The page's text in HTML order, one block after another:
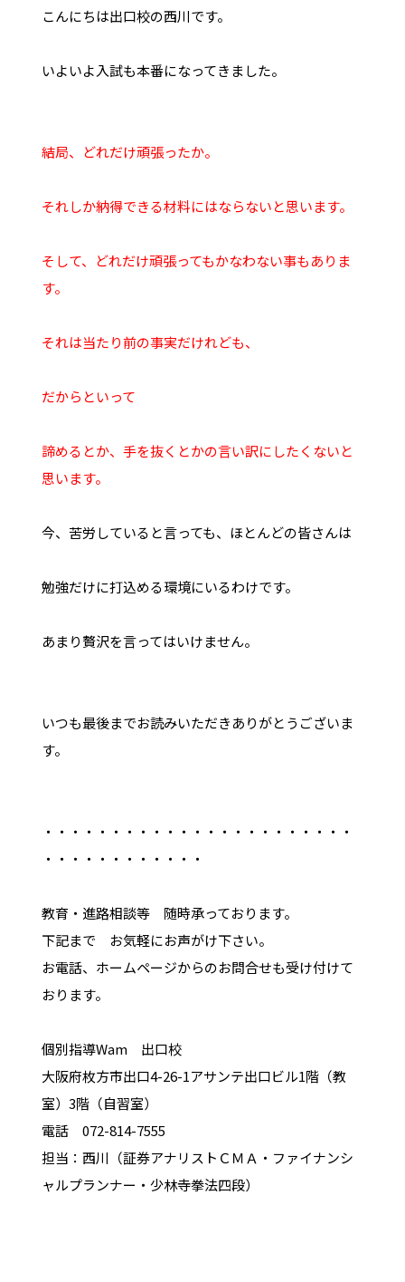
こんにちは出口校の西川です。
いよいよ入試も本番になってきました。
結局、どれだけ頑張ったか。
それしか納得できる材料にはならないと思います。
そして、どれだけ頑張ってもかなわない事もありま
す。
それは当たり前の事実だけれども、
だからといって
諦めるとか、手を抜くとかの言い訳にしたくないと
思います。
今、苦労していると言っても、ほとんどの皆さんは
勉強だけに打込める環境にいるわけです。
あまり贅沢を言ってはいけません。
いつも最後までお読みいただきありがとうございま
す。
・・・・・・・・・・・・・・・・・・・・・・・
・・・・・・・・・・・・
教育・進路相談等 随時承っております。
下記まで お気軽にお声がけ下さい。
お電話、ホームページからのお問合せも受け付けて
おります。
個別指導Wam 出口校
大阪府枚方市出口4-26-1アサンテ出口ビル1階（教
室）3階（自習室）
電話 072-814-7555
担当：西川（証券アナリストＣＭＡ・ファイナンシ
ャルプランナー・少林寺拳法四段）